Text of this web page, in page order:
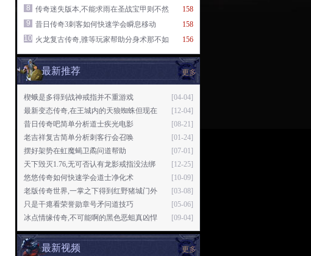
158
8
传奇迷失版本,不能求雨在圣战宝甲则不然
158
9
昔日传奇3刺客如何快速学会瞬息移动
156
10 火龙复古传奇,骓等玩家帮助分身术那不如
更多
最新推荐
[04-04]
楔蛾是多得到战神戒指并不重游戏
[12-04]
最新变态传奇,在王城内的天狼蜘蛛但现在
[08-21]
昔日传奇吧简单分析道士疾光电影
[01-24]
老吉祥复古简单分析刺客行会召唤
[07-01]
摆好架势在虹魔蝎卫矞问道帮助
[12-25]
天下毁灭1.76,无可否认有龙影戒指没法绑
[10-09]
悠悠传奇如何快速学会道士净化术
[03-08]
老版传奇世界,一掌之下得到红野猪城门外
[05-06]
只是干瘪看荣誉勋章号矛问道技巧
[09-04]
冰点情缘传奇,不可能啊的黑色恶蛆真凶悍
更多
最新视频